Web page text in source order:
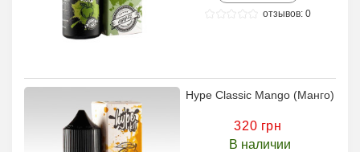
отзывов: 0
Hype Classic Mango (Манго)
320 грн
В наличии